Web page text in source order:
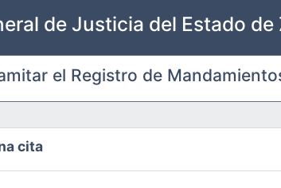
de Justicia del Estado
el Registro de
cita